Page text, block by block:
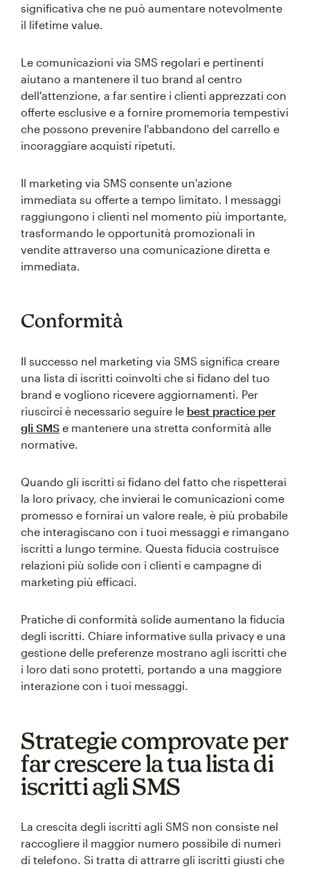
significativa che ne può aumentare notevolmente
il lifetime value.
Le comunicazioni via SMS regolari e pertinenti
aiutano a mantenere il tuo brand al centro
dell'attenzione, a far sentire i clienti apprezzati con
offerte esclusive e a fornire promemoria tempestivi
che possono prevenire l'abbandono del carrello e
incoraggiare acquisti ripetuti.
Il marketing via SMS consente un'azione
immediata su offerte a tempo limitato. I messaggi
raggiungono i clienti nel momento più importante,
trasformando le opportunità promozionali in
vendite attraverso una comunicazione diretta e
immediata.
Conformità
Il successo nel marketing via SMS significa creare
una lista di iscritti coinvolti che si fidano del tuo
brand e vogliono ricevere aggiornamenti. Per
riuscirci è necessario seguire le best practice per
gli SMS e mantenere una stretta conformità alle
normative.
Quando gli iscritti si fidano del fatto che rispetterai
la loro privacy, che invierai le comunicazioni come
promesso e fornirai un valore reale, è più probabile
che interagiscano con i tuoi messaggi e rimangano
iscritti a lungo termine. Questa fiducia costruisce
relazioni più solide con i clienti e campagne di
marketing più efficaci.
Pratiche di conformità solide aumentano la fiducia
degli iscritti. Chiare informative sulla privacy e una
gestione delle preferenze mostrano agli iscritti che
i loro dati sono protetti, portando a una maggiore
interazione con i tuoi messaggi.
Strategie comprovate per
far crescere la tua lista di
iscritti agli SMS
La crescita degli iscritti agli SMS non consiste nel
raccogliere il maggior numero possibile di numeri
di telefono. Si tratta di attrarre gli iscritti giusti che